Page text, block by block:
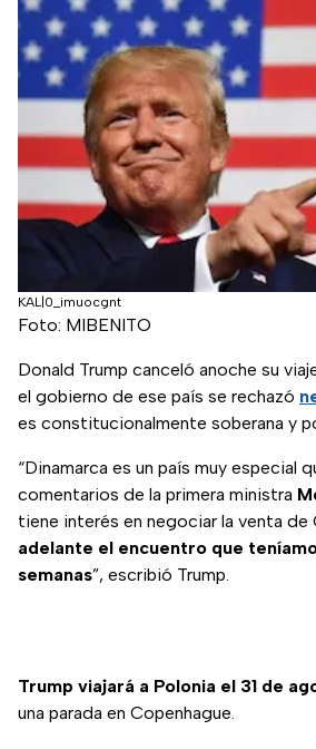
KAL|0_imuocgnt
Foto: MIBENITO
Donald Trump canceló anoche su
el gobierno de ese país se rechazó
es constitucionalmente soberana y
“Dinamarca es un país muy
comentarios de la primera ministra
tiene interés en negociar la venta de
adelante el encuentro que
semanas”, escribió Trump.
Trump viajará a Polonia el 31 de
una parada en Copenhague.